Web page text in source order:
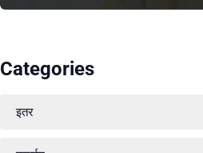
Categories
इतर